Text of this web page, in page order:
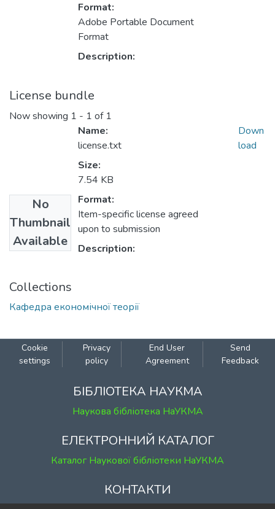
Format:
Adobe Portable Document
Format
Description:
License bundle
Now showing 1 - 1 of 1
No
Thumbnail
Available
Name:
license.txt
Size:
7.54 KB
Format:
Item-specific license agreed
upon to submission
Description:
Down
load
Collections
Кафедра економічної теорії
Cookie
settings
Privacy
policy
End User
Agreement
Send
Feedback
БІБЛІОТЕКА НАУКМА
Наукова бібліотека НаУКМА
ЕЛЕКТРОННИЙ КАТАЛОГ
Каталог Наукової бібліотеки НаУКМА
КОНТАКТИ